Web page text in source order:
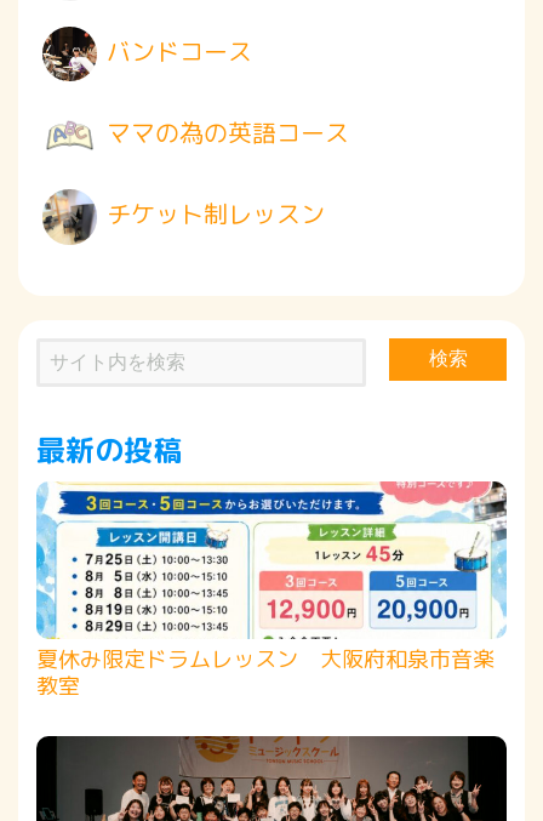
バンドコース
ママの為の英語コース
チケット制レッスン
検索
最新の投稿
夏休み限定ドラムレッスン 大阪府和泉市音楽
教室